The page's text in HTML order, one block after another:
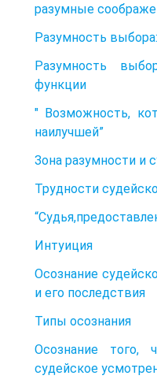
разумные
Разумность
Разумность
функции
" Возможность,
наилучшей”
Зона разумности и
Трудности
Интуиция
Осознание
и его последствия
Типы осознания
Осознание того,
судейское